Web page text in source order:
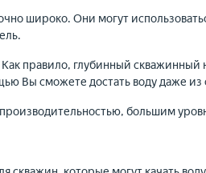
широко. Они могут
правило, глубинный
Вы сможете достать воду даже из
большим